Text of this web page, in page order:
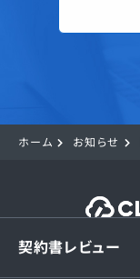
ホーム お知らせ
契約書レビュー